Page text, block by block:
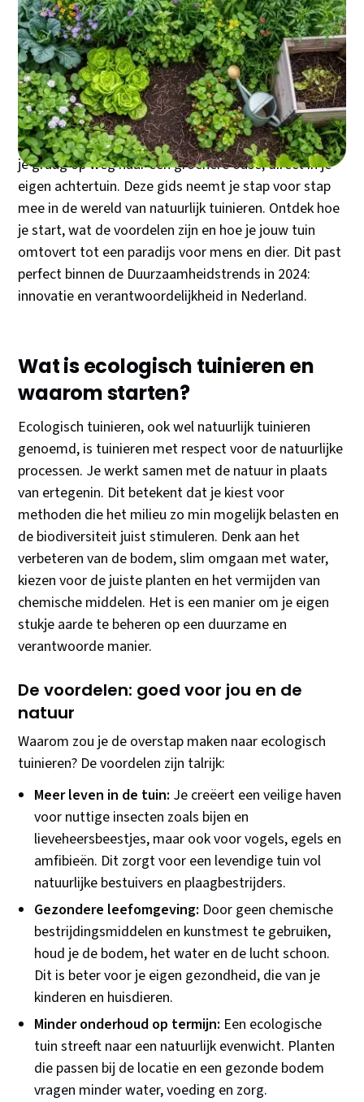
Droom je van een tuin die niet alleen mooi is, maar
ook bruist van het leven en bijdraagt aan een beter
milieu? Dan is ecologisch tuinieren iets voor jou!
Steeds meer mensen ontdekken de voldoening van
tuinieren in harmonie met de natuur. Weg met de
gifspuit en kunstmest, hallo levende bodem en
fladderende vlinders! Bij OranjeDuurzaam helpen we
je graag op weg naar een groenere oase, direct in je
eigen achtertuin. Deze gids neemt je stap voor stap
mee in de wereld van natuurlijk tuinieren. Ontdek hoe
je start, wat de voordelen zijn en hoe je jouw tuin
omtovert tot een paradijs voor mens en dier. Dit past
perfect binnen de Duurzaamheidstrends in 2024:
innovatie en verantwoordelijkheid in Nederland.
Wat is ecologisch tuinieren en
waarom starten?
Ecologisch tuinieren, ook wel natuurlijk tuinieren
genoemd, is tuinieren met respect voor de natuurlijke
processen. Je werkt samen met de natuur in plaats
van ertegenin. Dit betekent dat je kiest voor
methoden die het milieu zo min mogelijk belasten en
de biodiversiteit juist stimuleren. Denk aan het
verbeteren van de bodem, slim omgaan met water,
kiezen voor de juiste planten en het vermijden van
chemische middelen. Het is een manier om je eigen
stukje aarde te beheren op een duurzame en
verantwoorde manier.
De voordelen: goed voor jou en de
natuur
Waarom zou je de overstap maken naar ecologisch
tuinieren? De voordelen zijn talrijk:
Meer leven in de tuin: Je creëert een veilige haven
voor nuttige insecten zoals bijen en
lieveheersbeestjes, maar ook voor vogels, egels en
amfibieën. Dit zorgt voor een levendige tuin vol
natuurlijke bestuivers en plaagbestrijders.
Gezondere leefomgeving: Door geen chemische
bestrijdingsmiddelen en kunstmest te gebruiken,
houd je de bodem, het water en de lucht schoon.
Dit is beter voor je eigen gezondheid, die van je
kinderen en huisdieren.
Minder onderhoud op termijn: Een ecologische
tuin streeft naar een natuurlijk evenwicht. Planten
die passen bij de locatie en een gezonde bodem
vragen minder water, voeding en zorg.